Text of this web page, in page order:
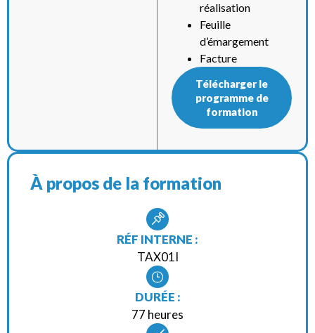
réalisation
Feuille
d’émargement
Facture
Télécharger le
programme de
formation
À propos de la formation
RÉF INTERNE :
TAX01I
DURÉE :
77 heures